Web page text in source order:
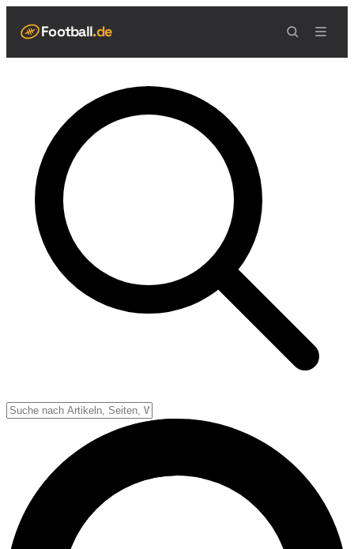
Football.de
Live Scores
Spielplan
Teams
Tabelle
Football Regeln
Punkte & Scoring
Strafen & Fouls
Schiedsrichter